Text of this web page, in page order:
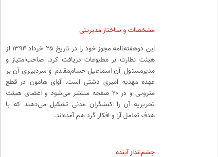
مشخصات و ساختار مدیریتی
این دوهفته‌نامه مجوز خود را در تاریخ ۲۵ خرداد ۱۳۹۴ از
هیئت نظارت بر مطبوعات دریافت کرد. صاحب‌امتیاز و
مدیرمسئول آن اسماعیل حسام‌مقدم و سردبیری آن بر
عهده مهدیه امیری دشتی است. آوای هامون در قطع
مترویی و در ۲۰ صفحه منتشر می‌شود و اعضای هیئت
تحریریه آن را کنشگران مدنی تشکیل می‌دهند که با
هدف تعامل آرا و افکار گرد هم آمده‌اند.
چشم‌انداز آینده